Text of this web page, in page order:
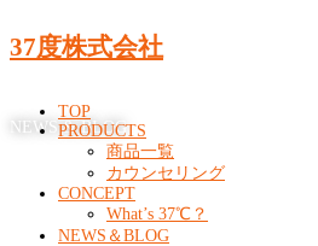
37度株式会社
TOP
PRODUCTS
商品一覧
カウンセリング
CONCEPT
What’s 37℃？
NEWS＆BLOG
NEWS & BLOG